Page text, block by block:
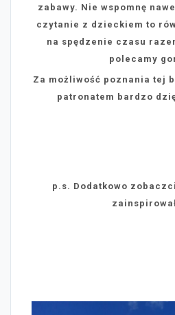
zabawy. Nie wspomnę
czytanie z dzieckiem to
na spędzenie czasu
polecamy
Za możliwość poznania tej
patronatem bardzo
p.s. Dodatkowo